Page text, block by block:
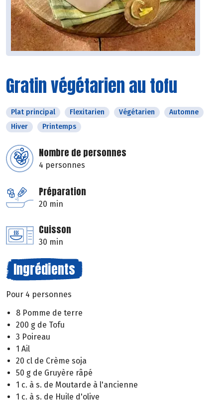
Gratin végétarien au tofu
Plat principal Flexitarien Végétarien
Automne
Hiver
Printemps
Nombre de personnes
4 personnes
Préparation
20 min
Cuisson
30 min
Ingrédients
Pour 4 personnes
8 Pomme de terre
200 g de Tofu
3 Poireau
1 Ail
20 cl de Crème soja
50 g de Gruyère râpé
1 c. à s. de Moutarde à l'ancienne
1 c. à s. de Huile d'olive